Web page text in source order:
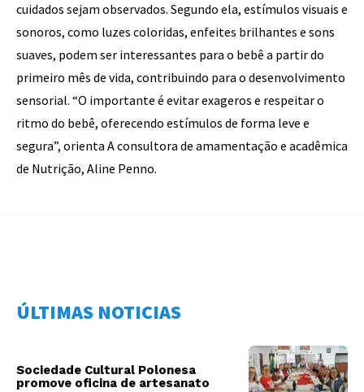
cuidados sejam observados. Segundo ela, estímulos visuais e
sonoros, como luzes coloridas, enfeites brilhantes e sons
suaves, podem ser interessantes para o bebê a partir do
primeiro mês de vida, contribuindo para o desenvolvimento
sensorial. “O importante é evitar exageros e respeitar o
ritmo do bebê, oferecendo estímulos de forma leve e
segura”, orienta A consultora de amamentação e acadêmica
de Nutrição, Aline Penno.
ÚLTIMAS NOTICIAS
Sociedade Cultural Polonesa
promove oficina de artesanato